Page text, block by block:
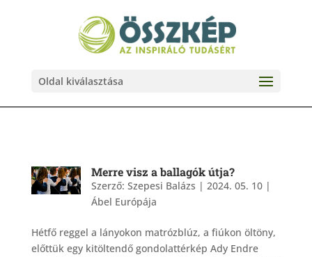
Oldal kiválasztása
Merre visz a ballagók útja?
Szerző: Szepesi Balázs | 2024. 05. 10|
Ábel Európája
Hétfő reggel a lányokon matrózblúz, a fiúkon öltöny,
előttük egy kitöltendő gondolattérkép Ady Endre